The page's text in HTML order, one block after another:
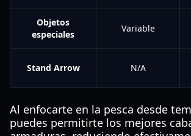
Objetos
especiales
Variable
Stand Arrow N/A
Al enfocarte en la pesca desde
puedes permitirte los mejores